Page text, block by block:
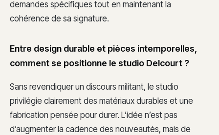
demandes spécifiques tout en maintenant la
cohérence de sa signature.
Entre design durable et pièces intemporelles,
comment se positionne le studio Delcourt ?
Sans revendiquer un discours militant, le studio
privilégie clairement des matériaux durables et une
fabrication pensée pour durer. L’idée n’est pas
d’augmenter la cadence des nouveautés, mais de